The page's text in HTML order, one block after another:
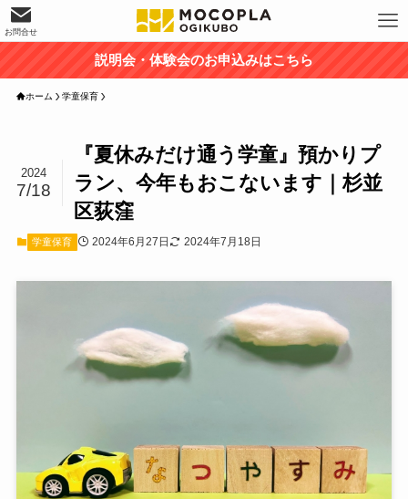
お問合せ
説明会・体験会のお申込みはこちら
ホーム 学童保育
『夏休みだけ通う学童』預かりプ
ラン、今年もおこないます｜杉並
区荻窪
2024
7/18
学童保育 2024年6月27日 2024年7月18日